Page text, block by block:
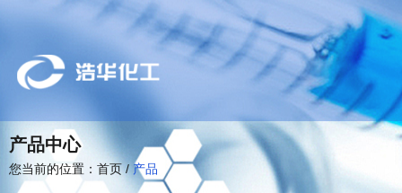
产品中心
您当前的位置：首页/ 产品